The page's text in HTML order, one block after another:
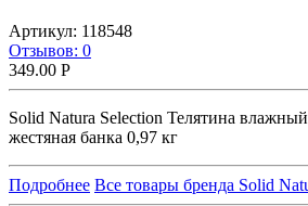
Артикул: 118548
Отзывов: 0
349.00 Р
Solid Natura Selection Телятина
жестяная банка 0,97 кг
Подробнее Все товары бренда Solid